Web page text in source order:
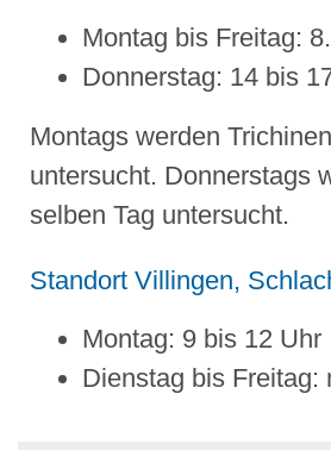
Montag bis Freitag:
Donnerstag: 14 bis
Montags werden
untersucht. Donnerstags
selben Tag untersucht.
Standort Villingen,
Montag: 9 bis 12 Uhr
Dienstag bis Freitag: